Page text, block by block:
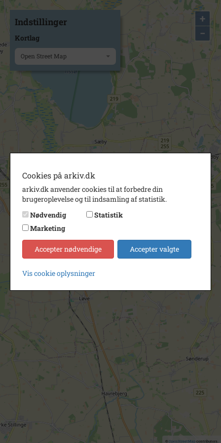
+
−
© OpenStreetMapcontributors.
Indstillinger
Kortlag
Open Street Map
Cookies på arkiv.dk
arkiv.dk anvender cookies til at forbedre din
brugeroplevelse og til indsamling af statistik.
Nødvendig
Statistik
Marketing
Accepter nødvendige Accepter valgte
Vis cookie oplysninger